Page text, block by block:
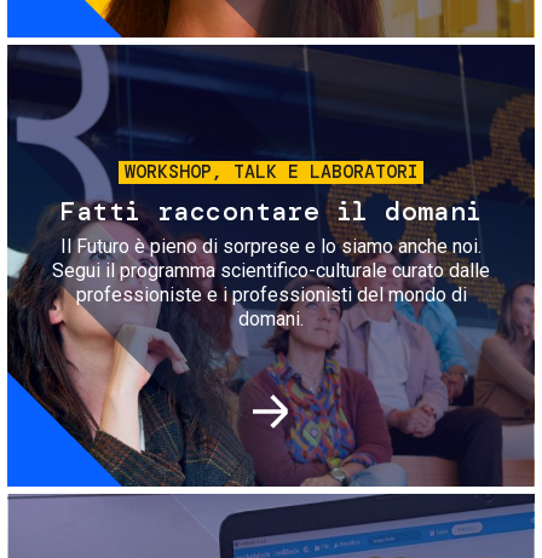
Immagine
WORKSHOP, TALK E LABORATORI
Fatti raccontare il domani
Il Futuro è pieno di sorprese e lo siamo anche noi.
Segui il programma scientifico-culturale curato dalle
professioniste e i professionisti del mondo di
domani.
Immagine